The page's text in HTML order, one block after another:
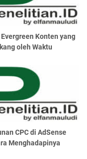
Konten yang
oleh Waktu
CPC di AdSense
Menghadapinya